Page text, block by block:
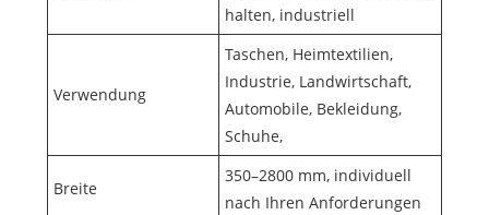
halten, industriell
Verwendung
Taschen, Heimtextilien,
Industrie, Landwirtschaft,
Automobile, Bekleidung,
Schuhe,
Breite
350–2800 mm, individuell
nach Ihren Anforderungen